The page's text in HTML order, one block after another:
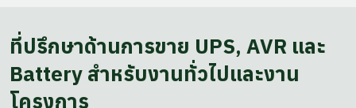
ที่ปรึกษาด้านการขาย UPS, AVR และ
Battery สำหรับงานทั่วไปและงาน
โครงการ